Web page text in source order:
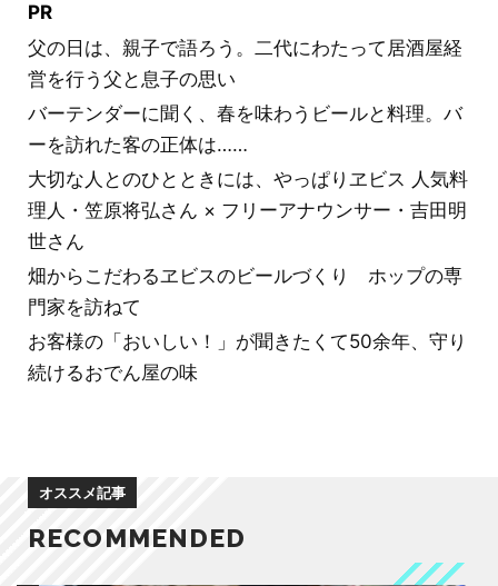
PR
父の日は、親子で語ろう。二代にわたって居酒屋経
営を行う父と息子の思い
バーテンダーに聞く、春を味わうビールと料理。バ
ーを訪れた客の正体は……
大切な人とのひとときには、やっぱりヱビス 人気料
理人・笠原将弘さん × フリーアナウンサー・吉田明
世さん
畑からこだわるヱビスのビールづくり ホップの専
門家を訪ねて
お客様の「おいしい！」が聞きたくて50余年、守り
続けるおでん屋の味
オススメ記事
RECOMMENDED